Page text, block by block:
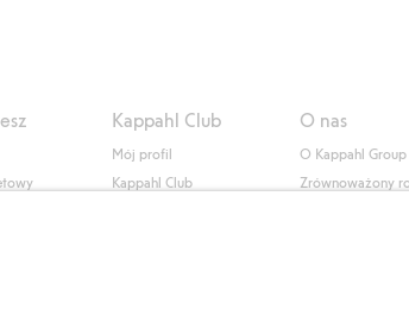
Kappahl Club
Mój profil
Kappahl Club
O nas
O Kappahl Group
Zrównoważony